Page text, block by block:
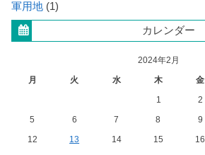
軍用地 (1)
カレンダー
2024年2月
月
火 水 木 金
1
2
5
6 7 8 9
12
13 14 15 16